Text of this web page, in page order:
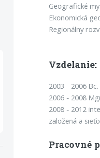
Geografické
Ekonomická
Regionálny
Vzdelanie:
2003 - 2006
2006 - 2008
2008 - 2012
založená a
Pracovné